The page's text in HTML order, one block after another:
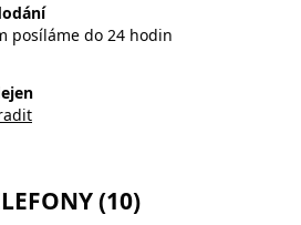
posíláme do 24 hodin
(10)